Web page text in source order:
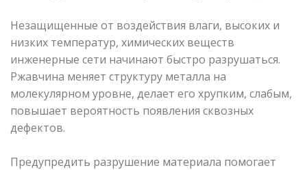
Незащищенные от воздействия влаги, высоких и
низких температур, химических веществ
инженерные сети начинают быстро разрушаться.
Ржавчина меняет структуру металла на
молекулярном уровне, делает его хрупким, слабым,
повышает вероятность появления сквозных
дефектов.
Предупредить разрушение материала помогает